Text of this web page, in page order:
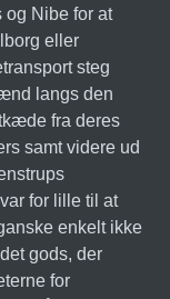
og Nibe for at
eller
steg
langs den
fra deres
samt videre ud
for lille til at
enkelt ikke
gods, der
for